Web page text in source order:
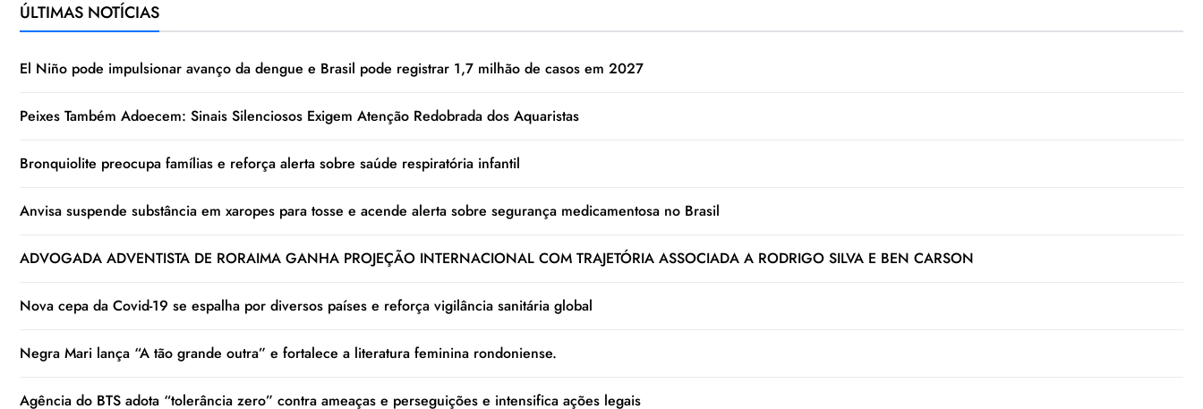
ÚLTIMAS NOTÍCIAS
El Niño pode impulsionar avanço da dengue e Brasil pode registrar 1,7 milhão de casos em 2027
Peixes Também Adoecem: Sinais Silenciosos Exigem Atenção Redobrada dos Aquaristas
Bronquiolite preocupa famílias e reforça alerta sobre saúde respiratória infantil
Anvisa suspende substância em xaropes para tosse e acende alerta sobre segurança medicamentosa no Brasil
ADVOGADA ADVENTISTA DE RORAIMA GANHA PROJEÇÃO INTERNACIONAL COM TRAJETÓRIA ASSOCIADA A RODRIGO SILVA E BEN CARSON
Nova cepa da Covid-19 se espalha por diversos países e reforça vigilância sanitária global
Negra Mari lança “A tão grande outra” e fortalece a literatura feminina rondoniense.
Agência do BTS adota “tolerância zero” contra ameaças e perseguições e intensifica ações legais